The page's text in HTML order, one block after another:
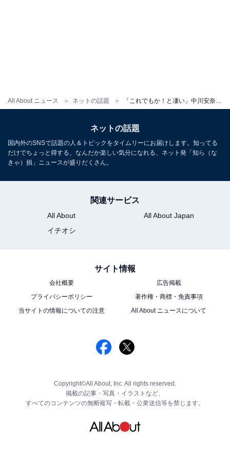
All About ニュース ネットの話題
ネットの話題
国内外のSNSで話題の人＆トピックをタイムリーにお届けします。知ってる
だけでちょっと得する、なんだか楽しい気分になれる、ネット発「知ら（な
きゃ）損」ニュースが盛りだくさん。
関連サービス
All About
All About Japan
イチオシ
サイト情報
会社概要
広告掲載
プライバシーポリシー
著作権・商標・免責事項
当サイトの情報についての注意
All About ニュースについて
Copyright©All About, Inc. All rights reserved.
掲載の記事・写真・イラストなど、
すべてのコンテンツの無断複写・転載・公衆送信等を禁じます。